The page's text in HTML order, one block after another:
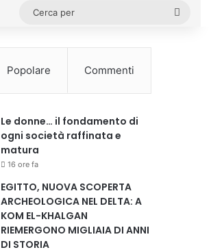
Popolare Commenti
Le donne… il fondamento di
ogni società raffinata e
matura
16 ore fa
EGITTO, NUOVA SCOPERTA
ARCHEOLOGICA NEL DELTA: A
KOM EL-KHALGAN
RIEMERGONO MIGLIAIA DI ANNI
DI STORIA